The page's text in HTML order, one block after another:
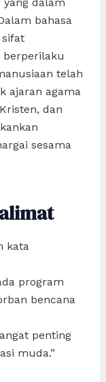
bahasa
sifat
berperilaku
telah
ajaran agama
dan
sesama
kata
program
bencana
penting
muda.”